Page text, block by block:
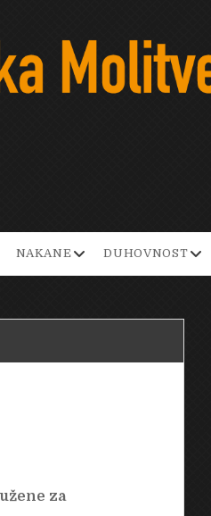
NAKANE open
menu
DUHOVNOST
za